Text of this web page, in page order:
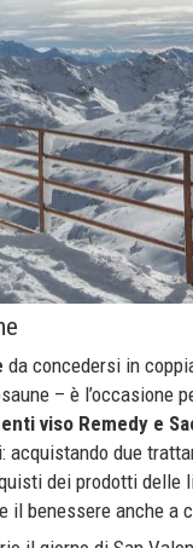
da concedersi in
– è l’occasione
viso Remedy e
acquistando due
dei prodotti
il benessere anche a